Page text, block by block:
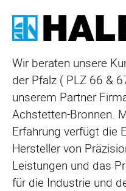
Wir beraten unsere
der Pfalz ( PLZ 66 &
unserem Partner
Achstetten-Bronnen.
Erfahrung verfügt die
Hersteller von
Leistungen und das
für die Industrie und